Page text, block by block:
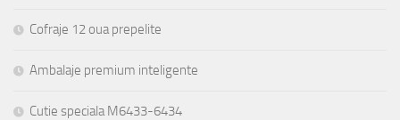
Cofraje 12 oua prepelite
Ambalaje premium inteligente
Cutie speciala M6433-6434